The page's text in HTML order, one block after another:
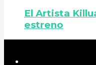
El Artista
estreno